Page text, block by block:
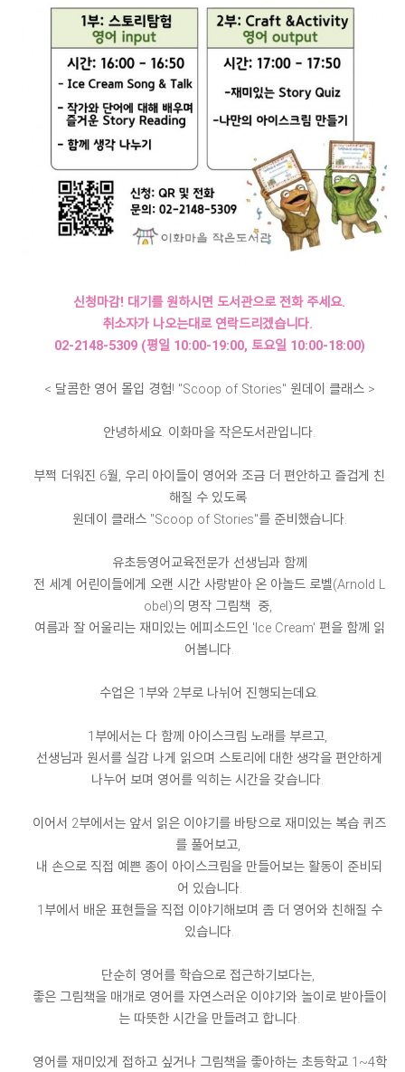
신청마감! 대기를 원하시면 도서관으로 전화 주세요.
취소자가 나오는대로 연락드리겠습니다.
02-2148-5309 (평일 10:00-19:00, 토요일 10:00-18:00)
< 달콤한 영어 몰입 경험! "Scoop of Stories" 원데이 클래스 >
안녕하세요. 이화마을 작은도서관입니다.
부쩍 더워진 6월, 우리 아이들이 영어와 조금 더 편안하고 즐겁게 친
해질 수 있도록
원데이 클래스 "Scoop of Stories"를 준비했습니다.
유초등영어교육전문가 선생님과 함께
전 세계 어린이들에게 오랜 시간 사랑받아 온 아놀드 로벨(Arnold L
obel)의 명작 그림책 중,
여름과 잘 어울리는 재미있는 에피소드인 'Ice Cream' 편을 함께 읽
어봅니다.
수업은 1부와 2부로 나뉘어 진행되는데요.
1부에서는 다 함께 아이스크림 노래를 부르고,
선생님과 원서를 실감 나게 읽으며 스토리에 대한 생각을 편안하게
나누어 보며 영어를 익히는 시간을 갖습니다.
이어서 2부에서는 앞서 읽은 이야기를 바탕으로 재미있는 복습 퀴즈
를 풀어보고,
내 손으로 직접 예쁜 종이 아이스크림을 만들어보는 활동이 준비되
어 있습니다.
1부에서 배운 표현들을 직접 이야기해보며 좀 더 영어와 친해질 수
있습니다.
단순히 영어를 학습으로 접근하기보다는,
좋은 그림책을 매개로 영어를 자연스러운 이야기와 놀이로 받아들이
는 따뜻한 시간을 만들려고 합니다.
영어를 재미있게 접하고 싶거나 그림책을 좋아하는 초등학교 1~4학